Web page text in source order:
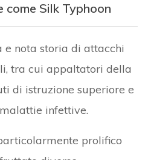
come Silk Typhoon
nota storia di attacchi
tra cui appaltatori della
di istruzione superiore e
infettive.
prolifico